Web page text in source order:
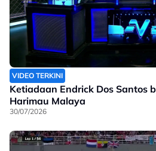
VIDEO TERKINI
Ketiadaan Endrick Dos Santos
Harimau Malaya
30/07/2026